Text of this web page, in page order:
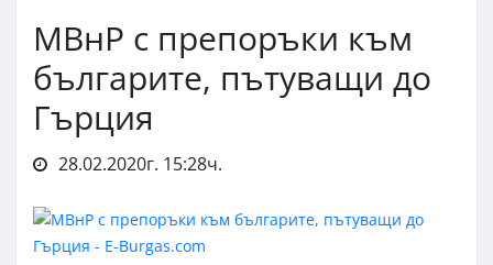
МВнР с препоръки към
българите, пътуващи до
Гърция
28.02.2020г. 15:28ч.